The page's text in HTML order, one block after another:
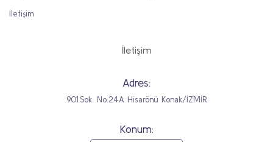
İletişim
İletişim
Adres:
901.Sok. No:24A Hisarönü Konak/İZMİR
Konum: